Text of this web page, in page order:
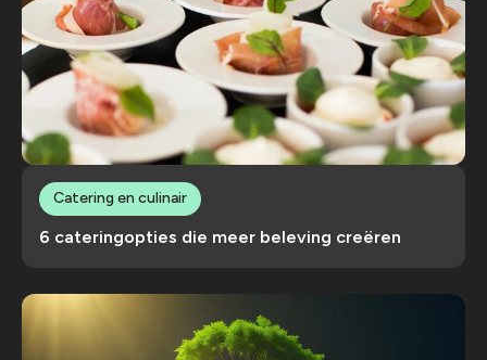
6 cateringopties die meer beleving creëren
Catering en culinair